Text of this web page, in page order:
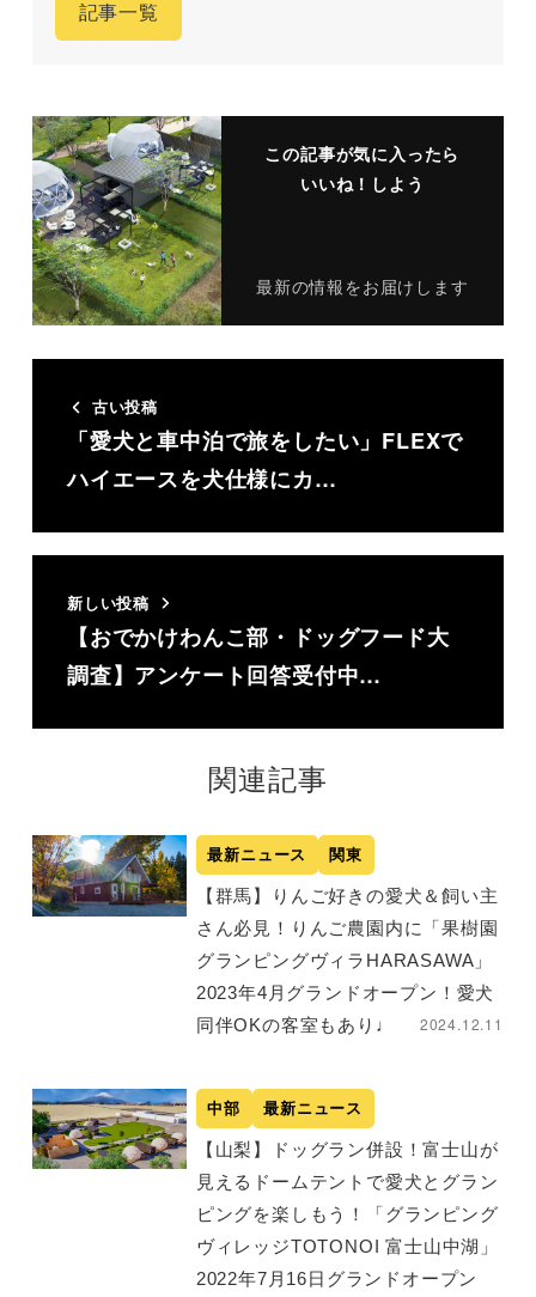
記事一覧
この記事が気に入ったら
いいね！しよう
最新の情報をお届けします
古い投稿
「愛犬と車中泊で旅をしたい」FLEXで
ハイエースを犬仕様にカ…
新しい投稿
【おでかけわんこ部・ドッグフード大
調査】アンケート回答受付中…
関連記事
最新ニュース 関東
【群馬】りんご好きの愛犬＆飼い主
さん必見！りんご農園内に「果樹園
グランピングヴィラHARASAWA」
2023年4月グランドオープン！愛犬
同伴OKの客室もあり♩
2024.12.11
中部 最新ニュース
【山梨】ドッグラン併設！富士山が
見えるドームテントで愛犬とグラン
ピングを楽しもう！「グランピング
ヴィレッジTOTONOI 富士山中湖」
2022年7月16日グランドオープン